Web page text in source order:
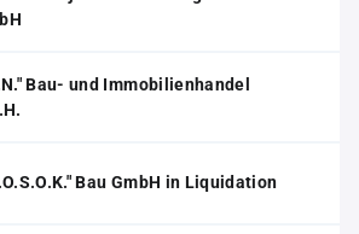
Bau- und Immobilienhandel
Bau GmbH in Liquidation